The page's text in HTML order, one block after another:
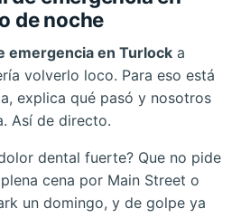
de noche
emergencia en Turlock a
volverlo loco. Para eso está
explica qué pasó y nosotros
Así de directo.
dental fuerte? Que no pide
cena por Main Street o
un domingo, y de golpe ya